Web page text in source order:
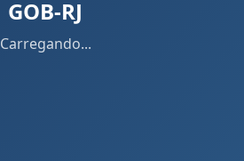
GOB-RJ
Carregando...